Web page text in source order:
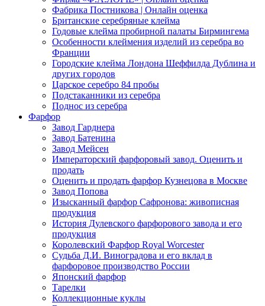
Фабрика Постникова | Онлайн оценка
Британские серебряные клейма
Годовые клейма пробирной палаты Бирмингема
Особенности клеймения изделий из серебра во
Франции
Городские клейма Лондона Шеффилда Дублина и
других городов
Царское серебро 84 пробы
Подстаканники из серебра
Поднос из серебра
Фарфор
Завод Гарднера
Завод Батенина
Завод Мейсен
Императорский фарфоровый завод. Оценить и
продать
Оценить и продать фарфор Кузнецова в Москве
Завод Попова
Изысканный фарфор Сафронова: живописная
продукция
История Дулевского фарфорового завода и его
продукция
Королевский Фарфор Royal Worcester
Судьба Д.И. Виноградова и его вклад в
фарфоровое производство России
Японский фарфор
Тарелки
Коллекционные куклы